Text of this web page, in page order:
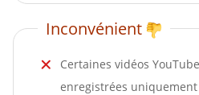
Inconvénient
Certaines vidéos
enregistrées